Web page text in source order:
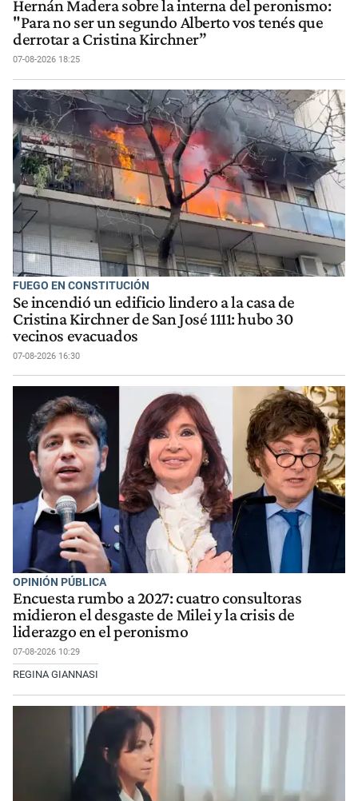
Hernán Madera sobre la interna del peronismo:
"Para no ser un segundo Alberto vos tenés que
derrotar a Cristina Kirchner”
07-08-2026 18:25
FUEGO EN CONSTITUCIÓN
Se incendió un edificio lindero a la casa de
Cristina Kirchner de San José 1111: hubo 30
vecinos evacuados
07-08-2026 16:30
OPINIÓN PÚBLICA
Encuesta rumbo a 2027: cuatro consultoras
midieron el desgaste de Milei y la crisis de
liderazgo en el peronismo
07-08-2026 10:29
REGINA GIANNASI